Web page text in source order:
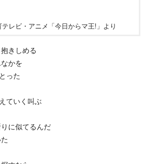
テレビ・アニメ「今日からマ王!」より
きしめる
かを
った
ていく叫ぶ
に似てるんだ